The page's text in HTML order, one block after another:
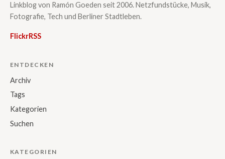
Linkblog von Ramón Goeden seit 2006. Netzfundstücke, Musik,
Fotografie, Tech und Berliner Stadtleben.
FlickrRSS
ENTDECKEN
Archiv
Tags
Kategorien
Suchen
KATEGORIEN